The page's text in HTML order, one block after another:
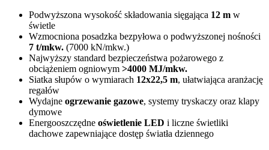
Podwyższona wysokość składowania sięgająca 12 m w
świetle
Wzmocniona posadzka bezpyłowa o podwyższonej nośności
7 t/mkw. (7000 kN/mkw.)
Najwyższy standard bezpieczeństwa pożarowego z
obciążeniem ogniowym >4000 MJ/mkw.
Siatka słupów o wymiarach 12x22,5 m, ułatwiająca aranżację
regałów
Wydajne ogrzewanie gazowe, systemy tryskaczy oraz klapy
dymowe
Energooszczędne oświetlenie LED i liczne świetliki
dachowe zapewniające dostęp światła dziennego